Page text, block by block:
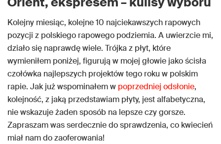
Kolejny miesiąc, kolejne 10 najciekawszych rapowych
pozycji z polskiego rapowego podziemia. A uwierzcie mi,
działo się naprawdę wiele. Trójka z płyt, które
wymieniłem poniżej, figurują w mojej głowie jako ścisła
czołówka najlepszych projektów tego roku w polskim
rapie. Jak już wspominałem w poprzedniej odsłonie,
kolejność, z jaką przedstawiam płyty, jest alfabetyczna,
nie wskazuje żaden sposób na lepsze czy gorsze.
Zapraszam was serdecznie do sprawdzenia, co kwiecień
miał nam do zaoferowania!